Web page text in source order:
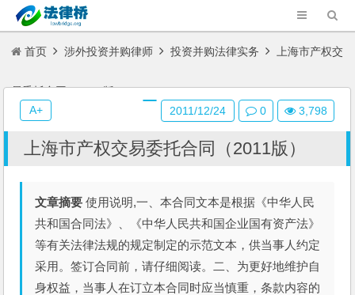
首页 涉外投资并购律师 投资并购法律实务 上海市产权交
易委托合同（2011版）
上海市产权交易委托合同（2011版）
文章摘要 使用说明,一、本合同文本是根据《中华人民
共和国合同法》、《中华人民共和国企业国有资产法》
等有关法律法规的规定制定的示范文本，供当事人约定
采用。签订合同前，请仔细阅读。二、为更好地维护自
身权益，当事人在订立本合同时应当慎重，条款内容的
2011/12/24 0 3,798
A+